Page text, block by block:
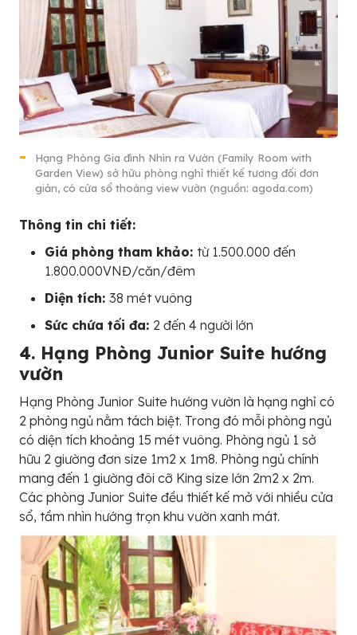
Hạng Phòng Gia đình Nhìn ra Vườn (Family Room with
Garden View) sở hữu phòng nghỉ thiết kế tương đối đơn
giản, có cửa sổ thoáng view vườn (nguồn: agoda.com)
Thông tin chi tiết:
Giá phòng tham khảo: từ 1.500.000 đến
1.800.000VNĐ/căn/đêm
Diện tích: 38 mét vuông
Sức chứa tối đa: 2 đến 4 người lớn
4. Hạng Phòng Junior Suite hướng
vườn
Hạng Phòng Junior Suite hướng vườn là hạng nghỉ có
2 phòng ngủ nằm tách biệt. Trong đó mỗi phòng ngủ
có diện tích khoảng 15 mét vuông. Phòng ngủ 1 sở
hữu 2 giường đơn size 1m2 x 1m8. Phòng ngủ chính
mang đến 1 giường đôi cỡ King size lớn 2m2 x 2m.
Các phòng Junior Suite đều thiết kế mở với nhiều cửa
sổ, tầm nhìn hướng trọn khu vườn xanh mát.